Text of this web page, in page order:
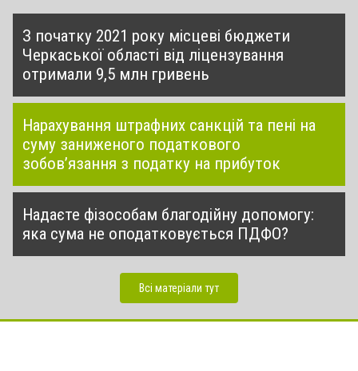
З початку 2021 року місцеві бюджети
Черкаської області від ліцензування
отримали 9,5 млн гривень
Нарахування штрафних санкцій та пені на
суму заниженого податкового
зобов’язання з податку на прибуток
Надаєте фізособам благодійну допомогу:
яка сума не оподатковується ПДФО?
Всі матеріали тут